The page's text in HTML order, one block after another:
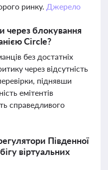
ринку. Джерело
через блокування
Circle?
без достатніх
через відсутність
піднявши
емітентів
справедливого
Південної
віртуальних